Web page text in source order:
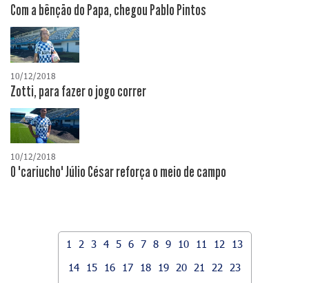
Com a bênção do Papa, chegou Pablo Pintos
10/12/2018
Zotti, para fazer o jogo correr
10/12/2018
O "cariucho" Júlio César reforça o meio de campo
1 2 3 4 5 6 7 8 9 10 11 12
13
14
15 16 17 18 19 20 21 22
23